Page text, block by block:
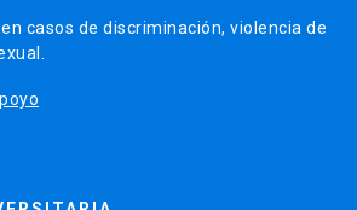
casos de discriminación, violencia de